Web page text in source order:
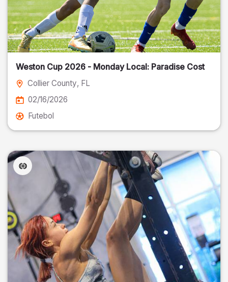
Weston Cup 2026 - Monday Local: Paradise Cost
Collier County, FL
02/16/2026
Futebol